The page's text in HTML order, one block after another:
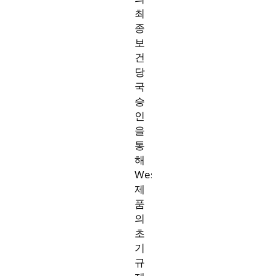
최
종
보
건
당
국
승
인
을
통
해
West
제
품
의
초
기
규